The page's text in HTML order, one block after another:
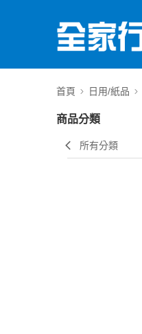
首頁 日用/紙品
商品分類
所有分類